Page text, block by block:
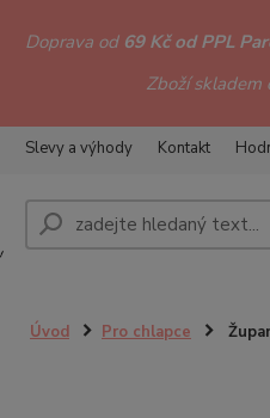
Doprava od 69 Kč od PPL
Zboží skladem
Slevy a výhody Kontakt
Úvod Pro chlapce